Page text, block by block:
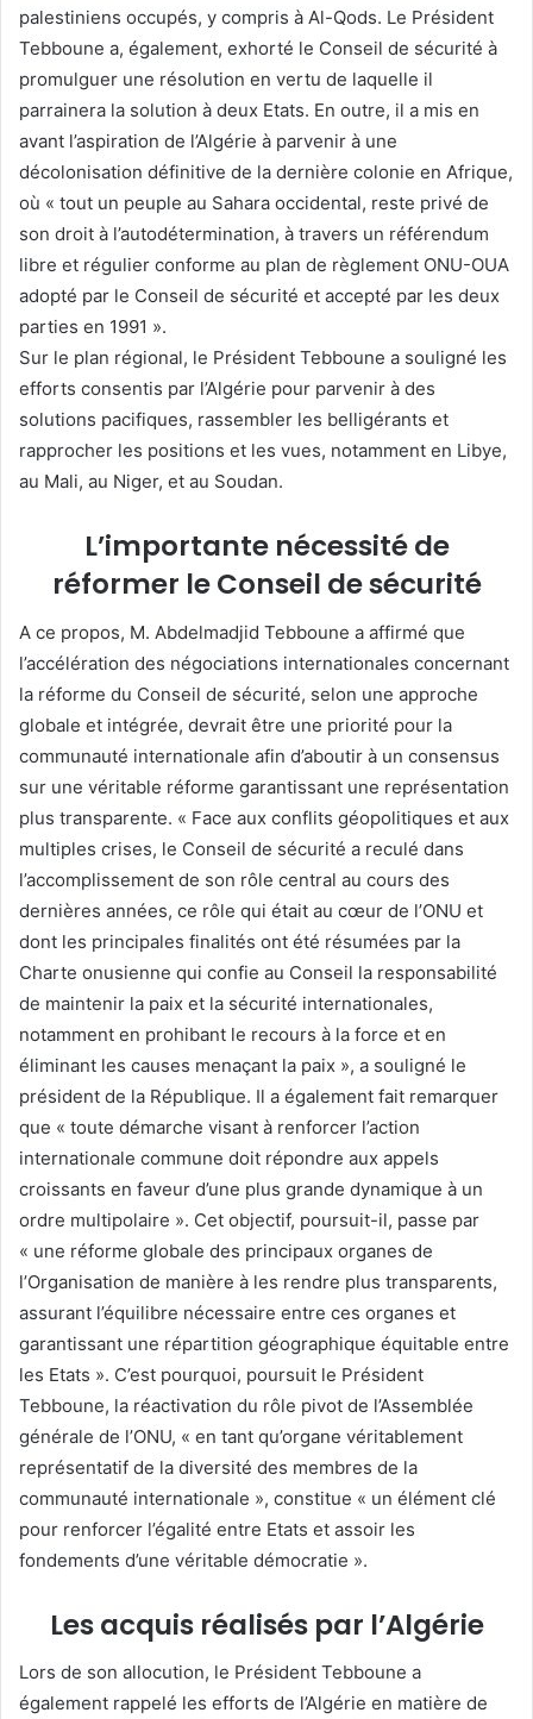
palestiniens occupés, y compris à Al-Qods. Le Président
Tebboune a, également, exhorté le Conseil de sécurité à
promulguer une résolution en vertu de laquelle il
parrainera la solution à deux Etats. En outre, il a mis en
avant l’aspiration de l’Algérie à parvenir à une
décolonisation définitive de la dernière colonie en Afrique,
où « tout un peuple au Sahara occidental, reste privé de
son droit à l’autodétermination, à travers un référendum
libre et régulier conforme au plan de règlement ONU-OUA
adopté par le Conseil de sécurité et accepté par les deux
parties en 1991 ».
Sur le plan régional, le Président Tebboune a souligné les
efforts consentis par l’Algérie pour parvenir à des
solutions pacifiques, rassembler les belligérants et
rapprocher les positions et les vues, notamment en Libye,
au Mali, au Niger, et au Soudan.
L’importante nécessité de
réformer le Conseil de sécurité
A ce propos, M. Abdelmadjid Tebboune a affirmé que
l’accélération des négociations internationales concernant
la réforme du Conseil de sécurité, selon une approche
globale et intégrée, devrait être une priorité pour la
communauté internationale afin d’aboutir à un consensus
sur une véritable réforme garantissant une représentation
plus transparente. « Face aux conflits géopolitiques et aux
multiples crises, le Conseil de sécurité a reculé dans
l’accomplissement de son rôle central au cours des
dernières années, ce rôle qui était au cœur de l’ONU et
dont les principales finalités ont été résumées par la
Charte onusienne qui confie au Conseil la responsabilité
de maintenir la paix et la sécurité internationales,
notamment en prohibant le recours à la force et en
éliminant les causes menaçant la paix », a souligné le
président de la République. Il a également fait remarquer
que « toute démarche visant à renforcer l’action
internationale commune doit répondre aux appels
croissants en faveur d’une plus grande dynamique à un
ordre multipolaire ». Cet objectif, poursuit-il, passe par
« une réforme globale des principaux organes de
l’Organisation de manière à les rendre plus transparents,
assurant l’équilibre nécessaire entre ces organes et
garantissant une répartition géographique équitable entre
les Etats ». C’est pourquoi, poursuit le Président
Tebboune, la réactivation du rôle pivot de l’Assemblée
générale de l’ONU, « en tant qu’organe véritablement
représentatif de la diversité des membres de la
communauté internationale », constitue « un élément clé
pour renforcer l’égalité entre Etats et assoir les
fondements d’une véritable démocratie ».
Les acquis réalisés par l’Algérie
Lors de son allocution, le Président Tebboune a
également rappelé les efforts de l’Algérie en matière de